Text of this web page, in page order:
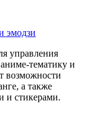
эмодзи
управления
и
возможности
а также
и стикерами.